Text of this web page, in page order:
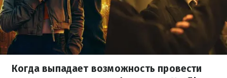
Когда выпадает возможность провести